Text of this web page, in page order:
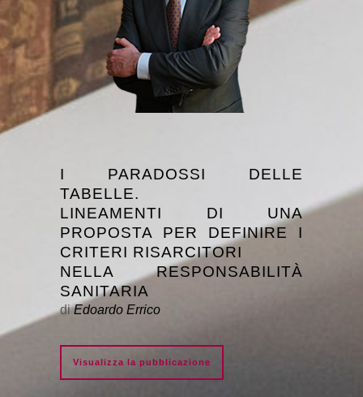
I PARADOSSI DELLE
TABELLE.
LINEAMENTI DI UNA
PROPOSTA PER DEFINIRE I
CRITERI RISARCITORI
NELLA RESPONSABILITÀ
SANITARIA
di Edoardo Errico
Visualizza la pubblicazione